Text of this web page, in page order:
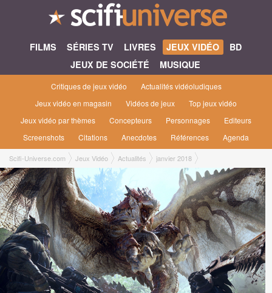
FILMS SÉRIES TV LIVRES JEUX VIDÉO
BD
JEUX DE SOCIÉTÉ
MUSIQUE
Critiques de jeux vidéo
Actualités vidéoludiques
Jeux vidéo en magasin
Vidéos de jeux
Top jeux vidéo
Jeux vidéo par thèmes
Concepteurs Personnages
Editeurs
Screenshots
Citations Anecdotes Références Agenda
Scifi-Universe.com Jeux Vidéo Actualités janvier 2018